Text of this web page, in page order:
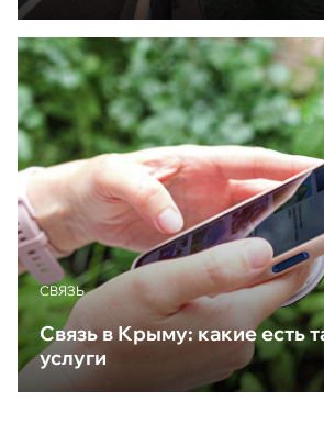
CВЯЗЬ
Связь в Крыму: какие есть
услуги